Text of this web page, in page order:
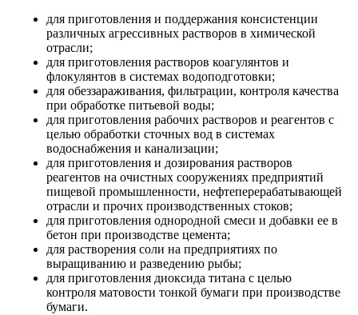
для приготовления и поддержания консистенции
различных агрессивных растворов в химической
отрасли;
для приготовления растворов коагулянтов и
флокулянтов в системах водоподготовки;
для обеззараживания, фильтрации, контроля качества
при обработке питьевой воды;
для приготовления рабочих растворов и реагентов с
целью обработки сточных вод в системах
водоснабжения и канализации;
для приготовления и дозирования растворов
реагентов на очистных сооружениях предприятий
пищевой промышленности, нефтеперерабатывающей
отрасли и прочих производственных стоков;
для приготовления однородной смеси и добавки ее в
бетон при производстве цемента;
для растворения соли на предприятиях по
выращиванию и разведению рыбы;
для приготовления диоксида титана с целью
контроля матовости тонкой бумаги при производстве
бумаги.